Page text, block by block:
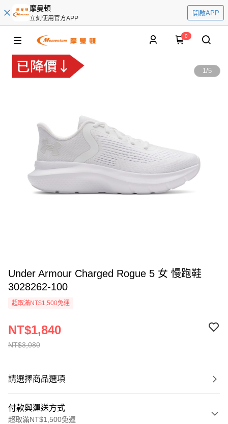
摩曼頓
立刻使用官方APP
開啟APP
0
1/5
Under Armour Charged Rogue 5 女 慢跑鞋
3028262-100
超取滿NT$1,500免運
NT$3,080
NT$1,840
請選擇商品選項
付款與運送方式
超取滿NT$1,500免運